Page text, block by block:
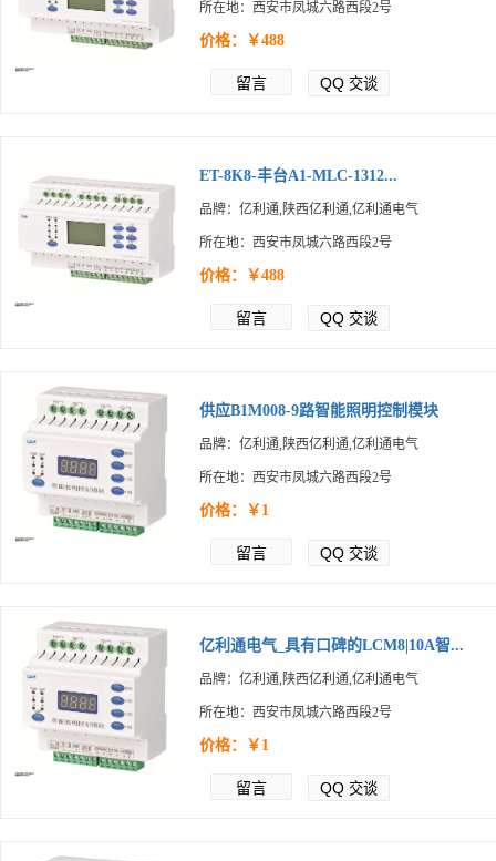
所在地：西安市凤城六路西段2号
价格：￥488
留言 QQ 交谈
ET-8K8-丰台A1-MLC-1312...
品牌：亿利通,陕西亿利通,亿利通电气
所在地：西安市凤城六路西段2号
价格：￥488
留言 QQ 交谈
供应B1M008-9路智能照明控制模块
品牌：亿利通,陕西亿利通,亿利通电气
所在地：西安市凤城六路西段2号
价格：￥1
留言 QQ 交谈
亿利通电气_具有口碑的LCM8|10A智...
品牌：亿利通,陕西亿利通,亿利通电气
所在地：西安市凤城六路西段2号
价格：￥1
留言 QQ 交谈